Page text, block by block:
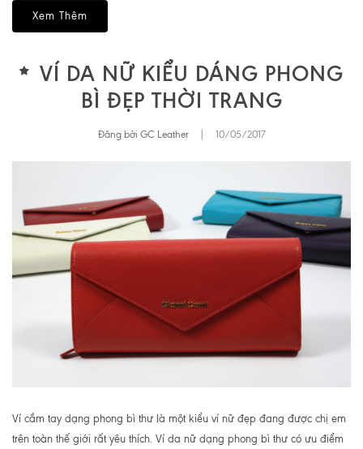
Xem Thêm
VÍ DA NỮ KIỂU DÁNG PHONG
BÌ ĐẸP THỜI TRANG
Đăng bởi GC Leather 10/05/2017
Ví cầm tay dạng phong bì thư là một kiểu ví nữ đẹp đang được chị em
trên toàn thế giới rất yêu thích. Ví da nữ dạng phong bì thư có ưu điểm